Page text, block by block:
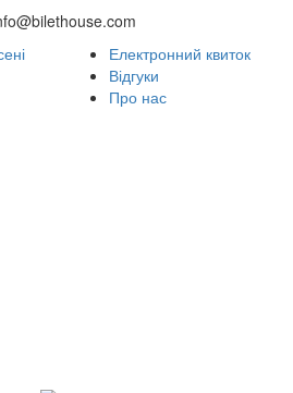
Електронний квиток
Відгуки
Про нас